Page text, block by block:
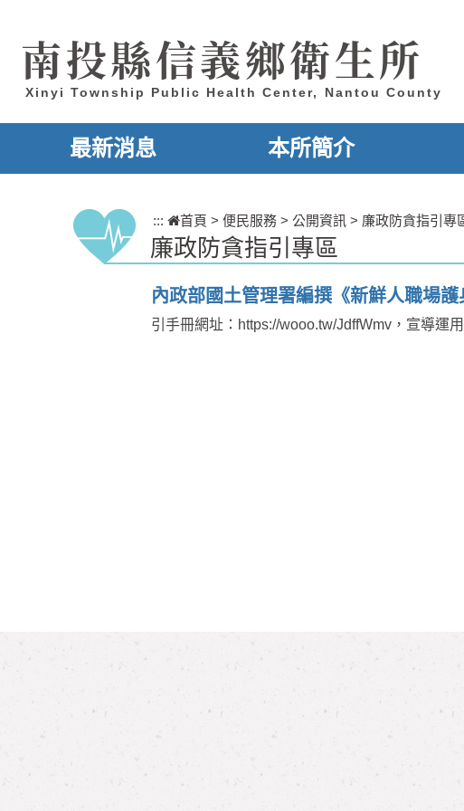
南投縣信義鄉衛生所
Xinyi Township Public Health Center, Nantou County
最新消息 本所簡介
::: 首頁 > 便民服務 > 公開資訊 > 廉政防貪指引專
廉政防貪指引專區
內政部國土管理署編撰《新鮮人職場
引手冊網址：https://wooo.tw/JdffWmv，宣導運用